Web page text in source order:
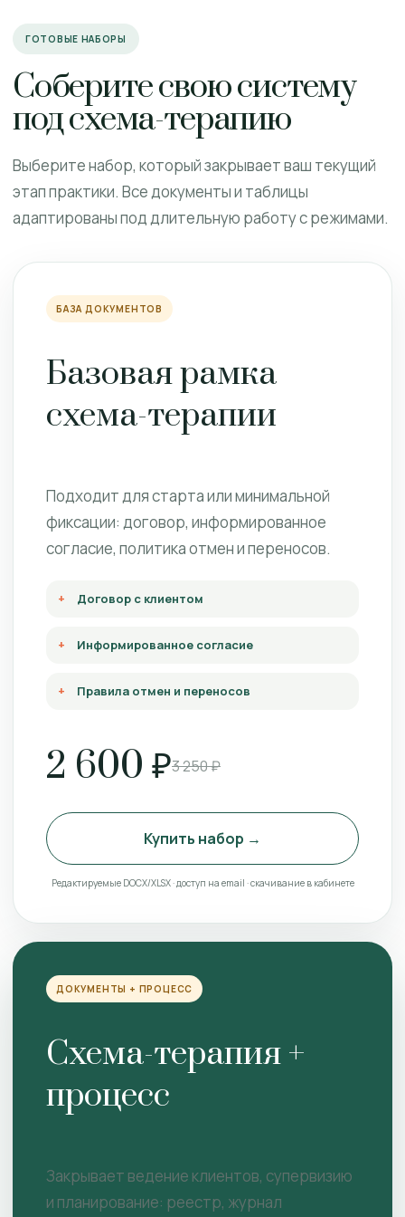
ГОТОВЫЕ НАБОРЫ
Соберите свою систему
под схема-терапию
Выберите набор, который закрывает ваш текущий
этап практики. Все документы и таблицы
адаптированы под длительную работу с режимами.
БАЗА ДОКУМЕНТОВ
Базовая рамка
схема-терапии
Подходит для старта или минимальной
фиксации: договор, информированное
согласие, политика отмен и переносов.
Договор с клиентом
Информированное согласие
Правила отмен и переносов
2 600 ₽3 250 ₽
Купить набор →
Редактируемые DOCX/XLSX · доступ на email · скачивание в кабинете
ДОКУМЕНТЫ + ПРОЦЕСС
Схема-терапия +
процесс
Закрывает ведение клиентов, супервизию
и планирование: реестр, журнал